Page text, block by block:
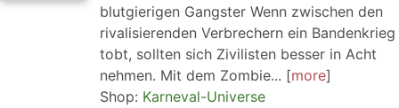
blutgierigen Gangster Wenn zwischen den
rivalisierenden Verbrechern ein Bandenkrieg
tobt, sollten sich Zivilisten besser in Acht
nehmen. Mit dem Zombie...
more
Shop: Karneval-Universe